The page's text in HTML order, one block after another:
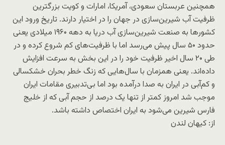
همچنین عربستان سعودی، آمریکا، امارات و کویت بزرگترین
ظرفیت آب شیرین‌سازی‌ در جهان را در اختیار دارند. تاریخ ورود این
کشورها به صنعت شیرین‌سازی آب دریا به دهه ۱۹۶۰ میلادی یعنی
حدود ۵۰ سال پیش می‌رسد اما با ظرفیت‌های کم شروع کرده‌ و در
طی ۲۰ سال اخیر ظرفیت خود را در این بخش به سرعت افزایش
داده‌اند. یعنی همزمان با سال‌هایی که زنگ خطر بحران خشکسالی
و کم‌آبی در ایران به صدا درآمده بود اما بی‌تدبیری مقامات ایران
موجب شد امروز کمتر از تنها یک درصد از حجم آبی که از خلیج
فارس شیرین می‌شود به ایران اختصاص داشته باشد.
از: کیهان لندن